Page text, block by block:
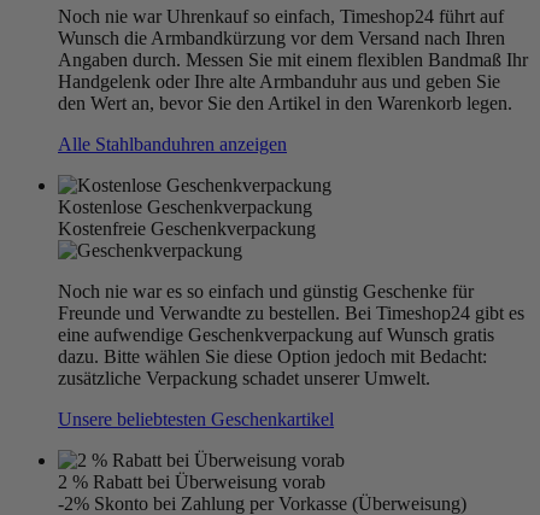
Noch nie war Uhrenkauf so einfach, Timeshop24 führt auf
Wunsch die Armbandkürzung vor dem Versand nach Ihren
Angaben durch. Messen Sie mit einem flexiblen Bandmaß Ihr
Handgelenk oder Ihre alte Armbanduhr aus und geben Sie
den Wert an, bevor Sie den Artikel in den Warenkorb legen.
Alle Stahlbanduhren anzeigen
Kostenlose Geschenkverpackung
Kostenfreie Geschenkverpackung
Noch nie war es so einfach und günstig Geschenke für
Freunde und Verwandte zu bestellen. Bei Timeshop24 gibt es
eine aufwendige Geschenkverpackung auf Wunsch gratis
dazu. Bitte wählen Sie diese Option jedoch mit Bedacht:
zusätzliche Verpackung schadet unserer Umwelt.
Unsere beliebtesten Geschenkartikel
2 % Rabatt bei Überweisung vorab
-2% Skonto bei Zahlung per Vorkasse (Überweisung)